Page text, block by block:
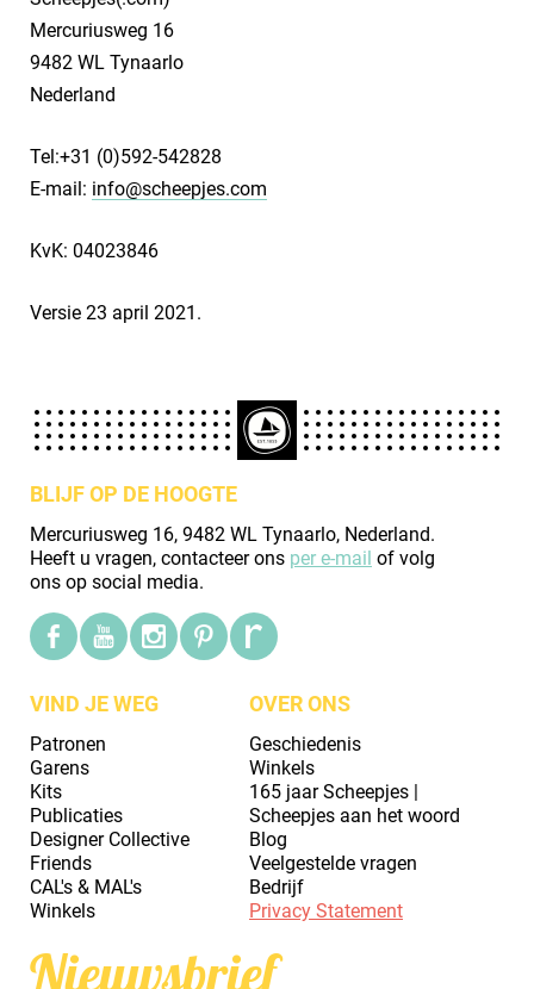
Mercuriusweg 16
9482 WL Tynaarlo
Nederland
Tel:+31 (0)592-542828
E-mail: info@scheepjes.com
KvK: 04023846
Versie 23 april 2021.
BLIJF OP DE HOOGTE
Mercuriusweg 16, 9482 WL Tynaarlo, Nederland.
Heeft u vragen, contacteer ons per e-mail of volg
ons op social media.
VIND JE WEG
Patronen
Garens
Kits
Publicaties
Designer Collective
Friends
CAL's & MAL's
Winkels
OVER ONS
Geschiedenis
Winkels
165 jaar Scheepjes |
Scheepjes aan het woord
Blog
Veelgestelde vragen
Bedrijf
Privacy Statement
Nieuwsbrief